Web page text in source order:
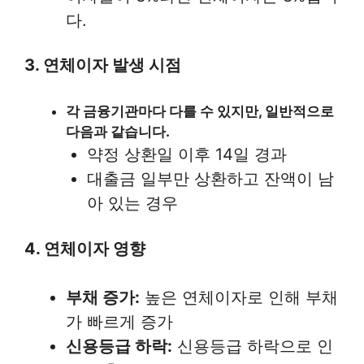
다.
3. 연체이자 발생 시점
각 금융기관마다 다를 수 있지만, 일반적으로
다음과 같습니다.
약정 상환일 이후 14일 경과
대출금 일부만 상환하고 잔액이 남
아 있는 경우
4. 연체이자 영향
부채 증가: 높은 연체이자로 인해 부채
가 빠르게 증가
신용등급 하락: 신용등급 하락으로 인